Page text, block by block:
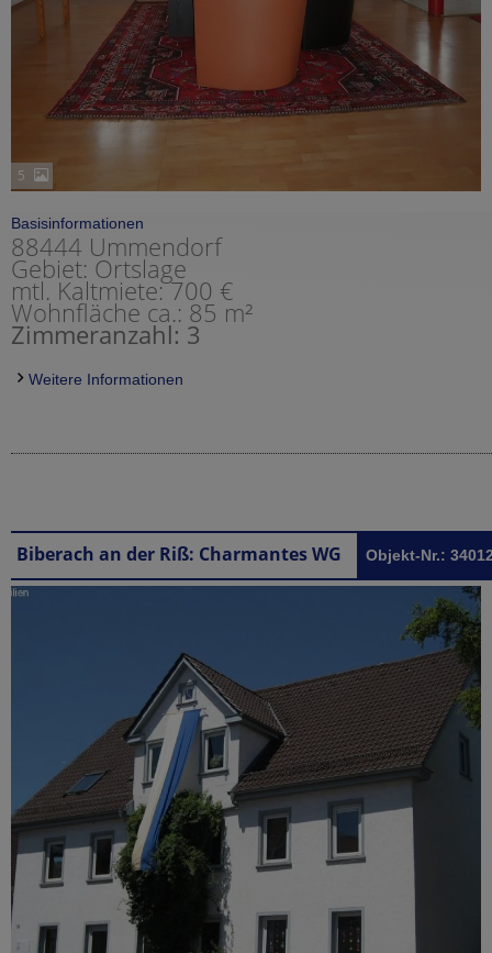
5
Basisinformationen
88444 Ummendorf
Gebiet: Ortslage
mtl. Kaltmiete: 700 €
Wohnfläche ca.: 85 m²
Zimmeranzahl: 3
Weitere Informationen
Objekt-Nr.: